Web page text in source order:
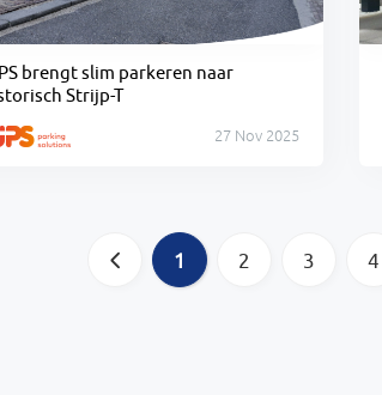
brengt slim parkeren naar
Strijp-T
27 Nov 2025
1 2 3 4